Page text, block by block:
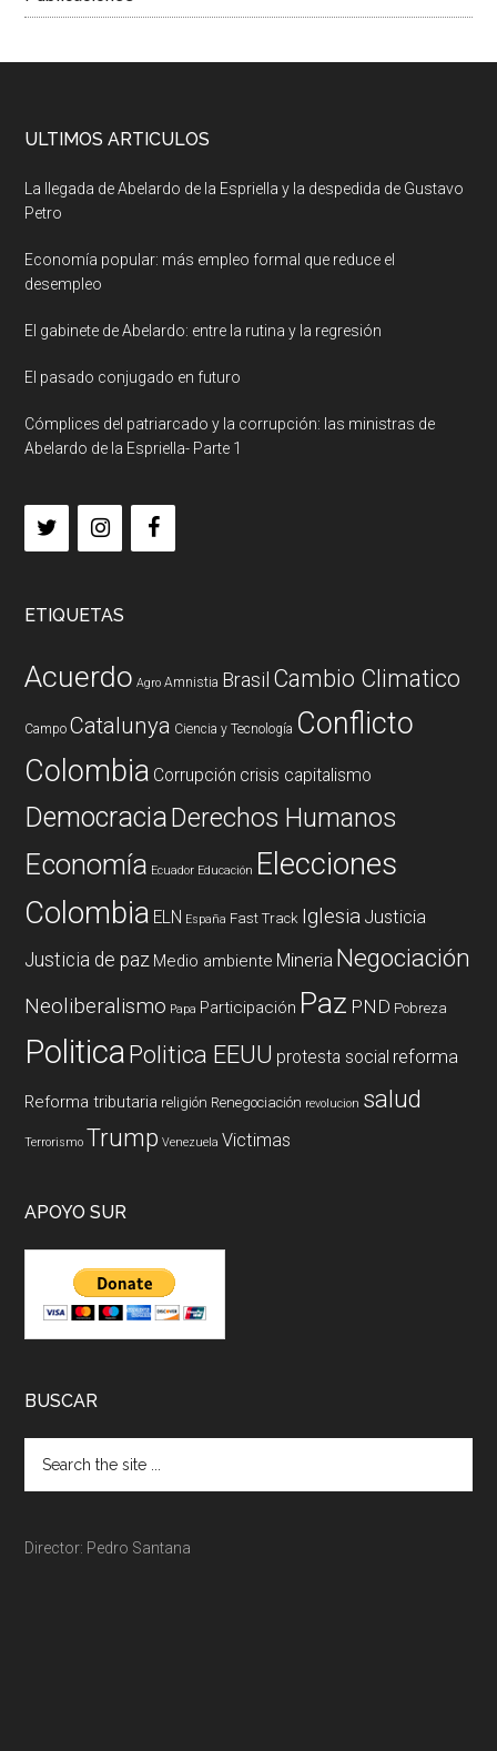
ULTIMOS ARTICULOS
La llegada de Abelardo de la Espriella y la despedida de Gustavo
Petro
Economía popular: más empleo formal que reduce el
desempleo
El gabinete de Abelardo: entre la rutina y la regresión
El pasado conjugado en futuro
Cómplices del patriarcado y la corrupción: las ministras de
Abelardo de la Espriella- Parte 1
ETIQUETAS
Acuerdo Agro Amnistia Brasil Cambio Climatico
Campo Catalunya Ciencia y Tecnología Conflicto
Colombia Corrupción crisis capitalismo
DemocraciaDerechos Humanos
Economía Ecuador Educación Elecciones
Colombia ELN España Fast Track Iglesia Justicia
Justicia de paz Medio ambiente Mineria Negociación
Neoliberalismo Papa Participación Paz PND Pobreza
PoliticaPolitica EEUU protesta social reforma
Reforma tributaria religión Renegociación revolucion salud
Terrorismo Trump Venezuela Victimas
APOYO SUR
BUSCAR
Director: Pedro Santana